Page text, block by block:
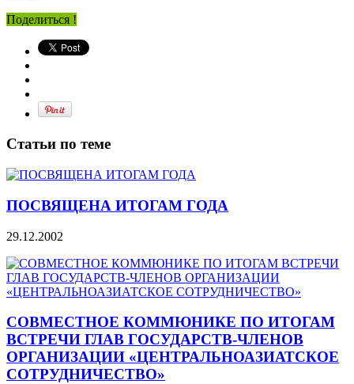
Поделиться !
Статьи по теме
ПОСВЯЩЕНА ИТОГАМ ГОДА
29.12.2002
СОВМЕСТНОЕ КОММЮНИКЕ ПО ИТОГАМ
ВСТРЕЧИ ГЛАВ ГОСУДАРСТВ-ЧЛЕНОВ
ОРГАНИЗАЦИИ «ЦЕНТРАЛЬНОАЗИАТСКОЕ
СОТРУДНИЧЕСТВО»